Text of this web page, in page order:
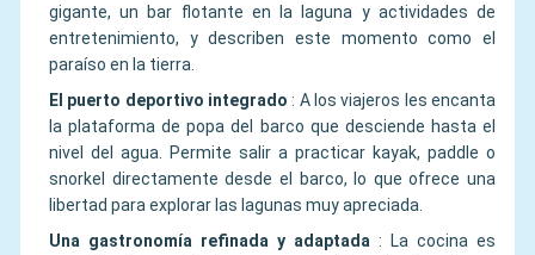
gigante, un bar flotante en la laguna y actividades de
entretenimiento, y describen este momento como el
paraíso en la tierra.
El puerto deportivo integrado : A los viajeros les encanta
la plataforma de popa del barco que desciende hasta el
nivel del agua. Permite salir a practicar kayak, paddle o
snorkel directamente desde el barco, lo que ofrece una
libertad para explorar las lagunas muy apreciada.
Una gastronomía refinada y adaptada :
La cocina es